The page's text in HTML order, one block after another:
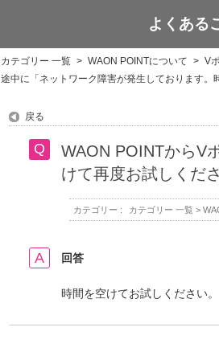
WAON POINT
よくある
カテゴリー 一覧 > WAON POINTについて > V
途中に「ネットワーク障害が発生しております。
戻る
WAON POINTからV
けて再度お試しくだ
カテゴリー : カテゴリー 一覧 >
回答
時間を空けてお試しください。